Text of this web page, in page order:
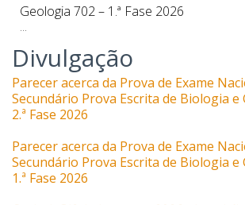
Divulgação
Parecer acerca da Prova de Exame
Secundário Prova Escrita de Biologia e
2.ª Fase 2026
Parecer acerca da Prova de Exame
Secundário Prova Escrita de Biologia e
1.ª Fase 2026